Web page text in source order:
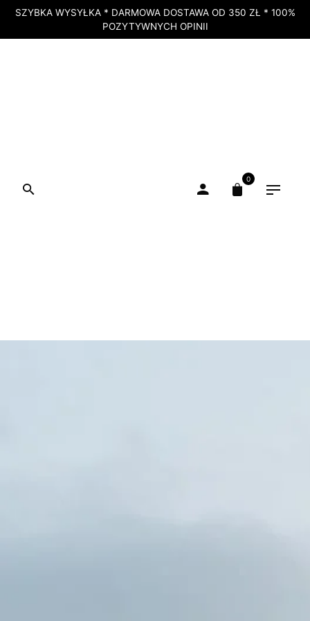
SZYBKA WYSYŁKA * DARMOWA DOSTAWA OD 350 ZŁ * 100%
POZYTYWNYCH OPINII
0